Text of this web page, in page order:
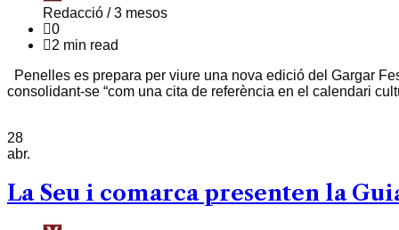
Redacció /3 mesos
0
2 min read
Penelles es prepara per viure una nova edició del Gargar
consolidant-se “com una cita de referència en el calendari
28
abr.
La Seu i comarca presenten la